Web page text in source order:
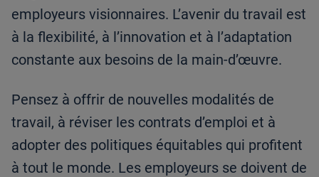
employeurs visionnaires. L’avenir du travail est
à la flexibilité, à l’innovation et à l’adaptation
constante aux besoins de la main-d’œuvre.
Pensez à offrir de nouvelles modalités de
travail, à réviser les contrats d’emploi et à
adopter des politiques équitables qui profitent
à tout le monde. Les employeurs se doivent de